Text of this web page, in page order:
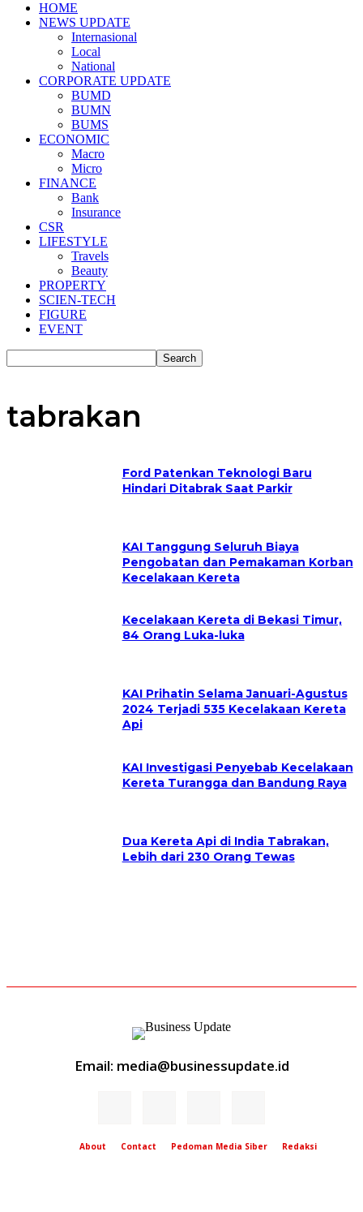
HOME
NEWS UPDATE
Internasional
Local
National
CORPORATE UPDATE
BUMD
BUMN
BUMS
ECONOMIC
Macro
Micro
FINANCE
Bank
Insurance
CSR
LIFESTYLE
Travels
Beauty
PROPERTY
SCIEN-TECH
FIGURE
EVENT
tabrakan
Ford Patenkan Teknologi Baru
Hindari Ditabrak Saat Parkir
KAI Tanggung Seluruh Biaya
Pengobatan dan Pemakaman Korban
Kecelakaan Kereta
Kecelakaan Kereta di Bekasi Timur,
84 Orang Luka-luka
KAI Prihatin Selama Januari-Agustus
2024 Terjadi 535 Kecelakaan Kereta
Api
KAI Investigasi Penyebab Kecelakaan
Kereta Turangga dan Bandung Raya
Dua Kereta Api di India Tabrakan,
Lebih dari 230 Orang Tewas
Email: media@businessupdate.id
About Contact Pedoman Media Siber Redaksi